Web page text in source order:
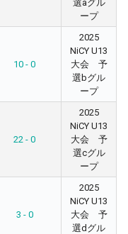
選aグル
ープ
10 - 0
2025
NiCY U13
大会 予
選bグル
ープ
22 - 0
2025
NiCY U13
大会 予
選cグル
ープ
3 - 0
2025
NiCY U13
大会 予
選dグル